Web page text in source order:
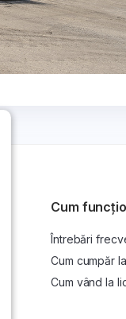
Cum
Întrebări
Cum cumpăr
Cum vând la